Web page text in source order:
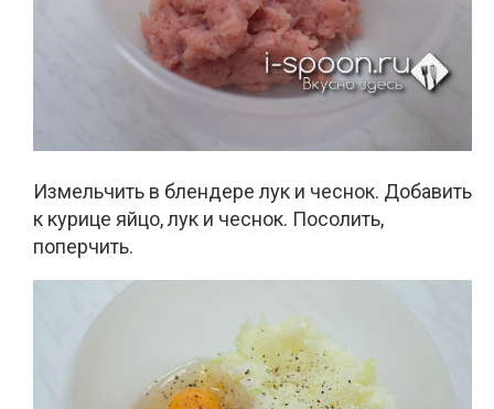
Измельчить в блендере лук и чеснок. Добавить
к курице яйцо, лук и чеснок. Посолить,
поперчить.